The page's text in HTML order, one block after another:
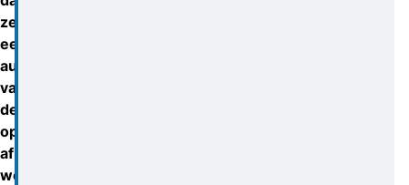
zelfs
een
auto
van
de
oprit
af
werd